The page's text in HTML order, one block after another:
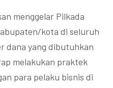
menggelar Pilkada
kota di seluruh
dana yang dibutuhkan
melakukan praktek
para pelaku bisnis di